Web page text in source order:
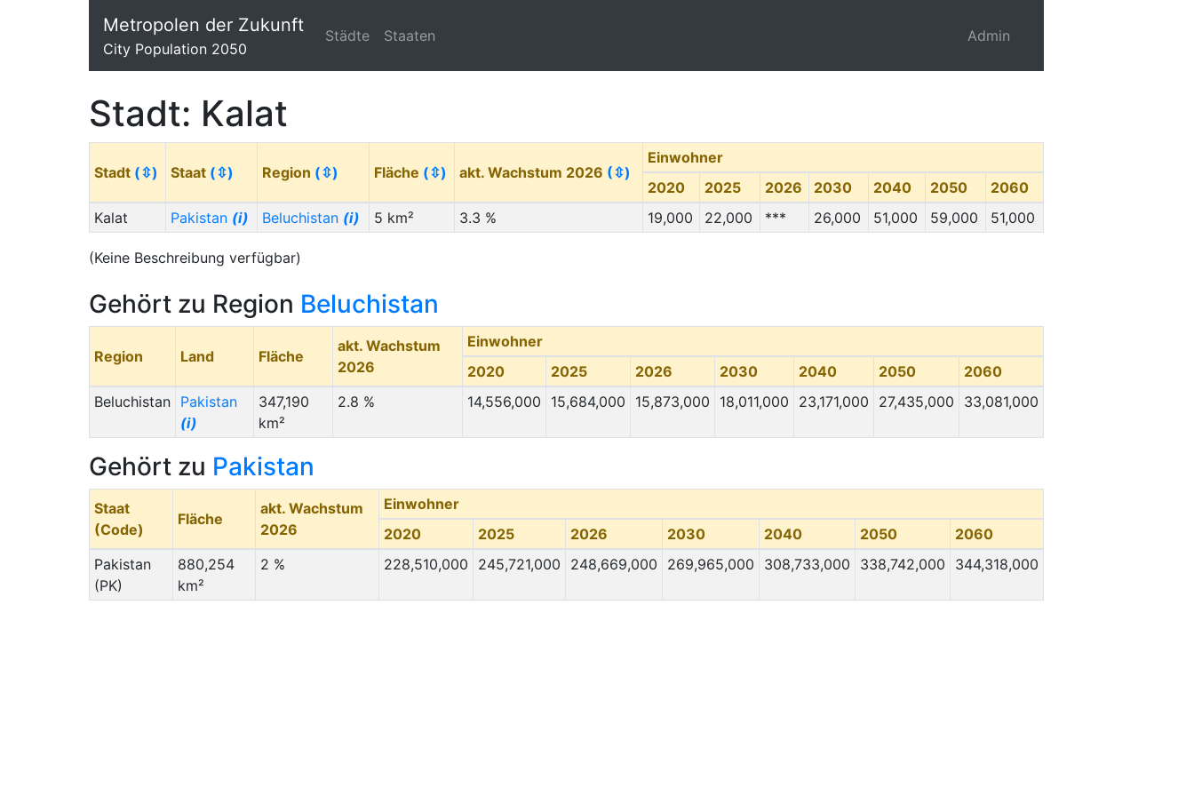
Metropolen der Zukunft
City Population 2050
Städte Staaten Admin
Stadt: Kalat
Stadt (⇳) Staat (⇳) Region (⇳) Fläche (⇳) akt. Wachstum 2026 (⇳)
Einwohner
2020
2025 2026 2030 2040 2050
2060
Kalat
Pakistan (i) Beluchistan (i) 5 km² 3.3 % 19,000 22,000 *** 26,000 51,000 59,000 51,000
(Keine Beschreibung verfügbar)
Gehört zu Region Beluchistan
Region Land Fläche
akt. Wachstum
2026
Einwohner
2020
2025 2026 2030 2040 2050
2060
Beluchistan
Pakistan
(i)
347,190
km²
2.8 % 14,556,000 15,684,000 15,873,000 18,011,000 23,171,000 27,435,000 33,081,000
Gehört zu Pakistan
Staat
(Code)
Fläche
akt. Wachstum
2026
Einwohner
2020
2025 2026 2030 2040 2050
2060
Pakistan
(PK)
880,254
km²
2 % 228,510,000 245,721,000 248,669,000 269,965,000 308,733,000 338,742,000 344,318,000